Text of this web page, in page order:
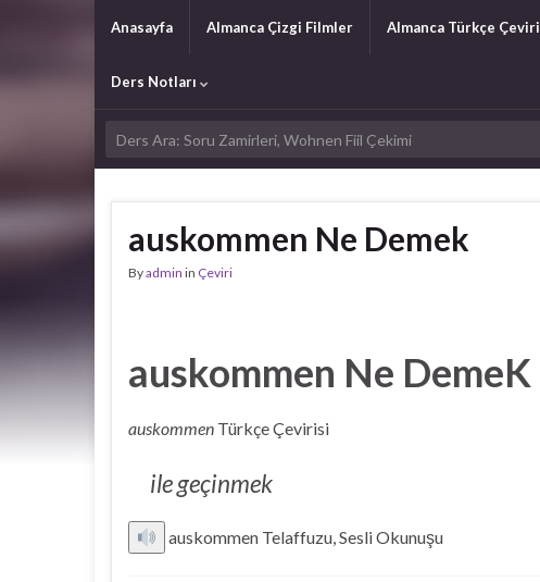
Anasayfa Almanca Çizgi Filmler Almanca Türkçe Çeviri
Ders Notları
auskommen Ne Demek
Byadmin in Çeviri
auskommen Ne DemeK
auskommen Türkçe Çevirisi
ile geçinmek
auskommen Telaffuzu, Sesli Okunuşu